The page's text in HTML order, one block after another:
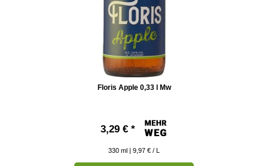
Floris Apple 0,33 l Mw
3,29 € *
330 ml | 9,97 € / L